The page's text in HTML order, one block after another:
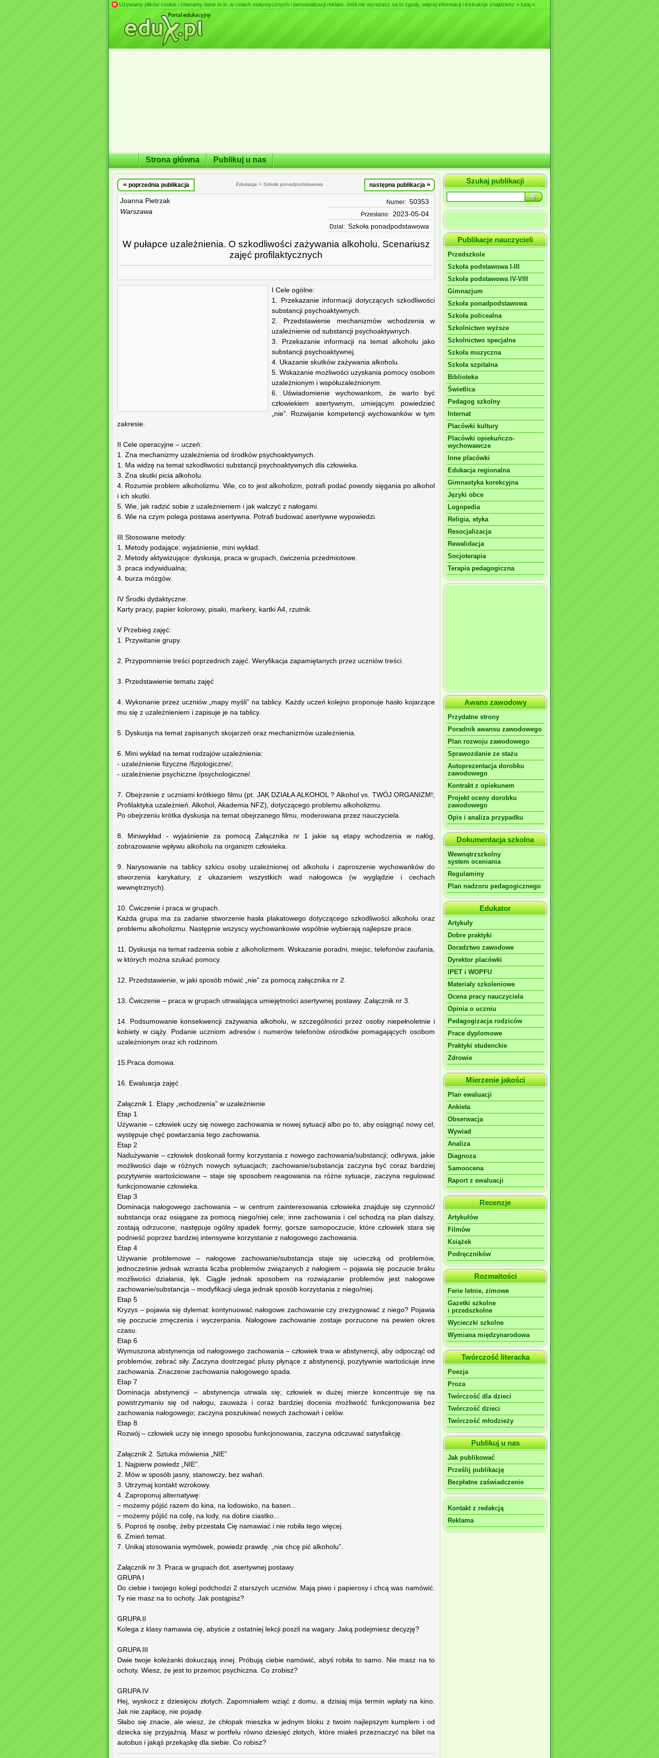
Używamy plików cookie i zbieramy dane m.in. w celach statystycznych i personalizacji reklam. Jeśli nie wyrażasz na to zgody, więcej informacji i instrukcje znajdziesz » tutaj «
Strona główna Publikuj u nas
« poprzednia publikacja Edukacja » Szkoła ponadpodstawowa następna publikacja »
Joanna Pietrzak
Warszawa
Numer: 50353
Przesłano: 2023-05-04
Dział: Szkoła ponadpodstawowa
W pułapce uzależnienia. O szkodliwości zażywania alkoholu. Scenariusz
zajęć profilaktycznych
I Cele ogólne:
1. Przekazanie informacji dotyczących szkodliwości
substancji psychoaktywnych.
2. Przedstawienie mechanizmów wchodzenia w
uzależnienie od substancji psychoaktywnych.
3. Przekazanie informacji na temat alkoholu jako
substancji psychoaktywnej.
4. Ukazanie skutków zażywania alkoholu.
5. Wskazanie możliwości uzyskania pomocy osobom
uzależnionym i współuzależnionym.
6. Uświadomienie wychowankom, że warto być
człowiekiem asertywnym, umiejącym powiedzieć
„nie”. Rozwijanie kompetencji wychowanków w tym
zakresie.
II Cele operacyjne – uczeń:
1. Zna mechanizmy uzależnienia od środków psychoaktywnych.
1. Ma widzę na temat szkodliwości substancji psychoaktywnych dla człowieka.
3. Zna skutki picia alkoholu.
4. Rozumie problem alkoholizmu. Wie, co to jest alkoholizm, potrafi podać powody sięgania po alkohol
i ich skutki.
5. Wie, jak radzić sobie z uzależnieniem i jak walczyć z nałogami.
6. Wie na czym polega postawa asertywna. Potrafi budować asertywne wypowiedzi.
III Stosowane metody:
1. Metody podające: wyjaśnienie, mini wykład.
2. Metody aktywizujące: dyskusja, praca w grupach, ćwiczenia przedmiotowe.
3. praca indywidualna;
4. burza mózgów.
IV Środki dydaktyczne:
Karty pracy, papier kolorowy, pisaki, markery, kartki A4, rzutnik.
V Przebieg zajęć:
1. Przywitanie grupy.
2. Przypomnienie treści poprzednich zajęć. Weryfikacja zapamiętanych przez uczniów treści.
3. Przedstawienie tematu zajęć
4. Wykonanie przez uczniów „mapy myśli” na tablicy. Każdy uczeń kolejno proponuje hasło kojarzące
mu się z uzależnieniem i zapisuje je na tablicy.
5. Dyskusja na temat zapisanych skojarzeń oraz mechanizmów uzależnienia.
6. Mini wykład na temat rodzajów uzależnienia:
- uzależnienie fizyczne /fizjologiczne/;
- uzależnienie psychiczne /psychologiczne/.
7. Obejrzenie z uczniami krótkiego filmu (pt. JAK DZIAŁA ALKOHOL ? Alkohol vs. TWÓJ ORGANIZM!;
Profilaktyka uzależnień. Alkohol, Akademia NFZ), dotyczącego problemu alkoholizmu.
Po obejrzeniu krótka dyskusja na temat obejrzanego filmu, moderowana przez nauczyciela.
8. Miniwykład - wyjaśnienie za pomocą Załącznika nr 1 jakie są etapy wchodzenia w nałóg,
zobrazowanie wpływu alkoholu na organizm człowieka.
9. Narysowanie na tablicy szkicu osoby uzależnionej od alkoholu i zaproszenie wychowanków do
stworzenia karykatury, z ukazaniem wszystkich wad nałogowca (w wyglądzie i cechach
wewnętrznych).
10. Ćwiczenie i praca w grupach.
Każda grupa ma za zadanie stworzenie hasła plakatowego dotyczącego szkodliwości alkoholu oraz
problemu alkoholizmu. Następnie wszyscy wychowankowie wspólnie wybierają najlepsze prace.
11. Dyskusja na temat radzenia sobie z alkoholizmem. Wskazanie poradni, miejsc, telefonów zaufania,
w których można szukać pomocy.
12. Przedstawienie, w jaki sposób mówić „nie” za pomocą załącznika nr 2.
13. Ćwiczenie – praca w grupach utrwalająca umiejętności asertywnej postawy. Załącznik nr 3.
14. Podsumowanie konsekwencji zażywania alkoholu, w szczególności przez osoby niepełnoletnie i
kobiety w ciąży. Podanie uczniom adresów i numerów telefonów ośrodków pomagających osobom
uzależnionym oraz ich rodzinom.
15.Praca domowa.
16. Ewaluacja zajęć .
Załącznik 1. Etapy „wchodzenia” w uzależnienie
Etap 1
Używanie – człowiek uczy się nowego zachowania w nowej sytuacji albo po to, aby osiągnąć nowy cel;
występuje chęć powtarzania tego zachowania.
Etap 2
Nadużywanie – człowiek doskonali formy korzystania z nowego zachowania/substancji; odkrywa, jakie
możliwości daje w różnych nowych sytuacjach; zachowanie/substancja zaczyna być coraz bardziej
pozytywnie wartościowane – staje się sposobem reagowania na różne sytuacje, zaczyna regulować
funkcjonowanie człowieka.
Etap 3
Dominacja nałogowego zachowania – w centrum zainteresowania człowieka znajduje się czynność/
substancja oraz osiągane za pomocą niego/niej cele; inne zachowania i cel schodzą na plan dalszy,
zostają odrzucone; następuje ogólny spadek formy, gorsze samopoczucie, które człowiek stara się
podnieść poprzez bardziej intensywne korzystanie z nałogowego zachowania.
Etap 4
Używanie problemowe – nałogowe zachowanie/substancja staje się ucieczką od problemów,
jednocześnie jednak wzrasta liczba problemów związanych z nałogiem – pojawia się poczucie braku
możliwości działania, lęk. Ciągle jednak sposobem na rozwiązanie problemów jest nałogowe
zachowanie/substancja – modyfikacji ulega jednak sposób korzystania z niego/niej.
Etap 5
Kryzys – pojawia się dylemat: kontynuować nałogowe zachowanie czy zrezygnować z niego? Pojawia
się poczucie zmęczenia i wyczerpania. Nałogowe zachowanie zostaje porzucone na pewien okres
czasu.
Etap 6
Wymuszona abstynencja od nałogowego zachowania – człowiek trwa w abstynencji, aby odpocząć od
problemów, zebrać siły. Zaczyna dostrzegać plusy płynące z abstynencji, pozytywnie wartościuje inne
zachowania. Znaczenie zachowania nałogowego spada.
Etap 7
Dominacja abstynencji – abstynencja utrwala się; człowiek w dużej mierze koncentruje się na
powstrzymaniu się od nałogu, zauważa i coraz bardziej docenia możliwość funkcjonowania bez
zachowania nałogowego; zaczyna poszukiwać nowych zachowań i celów.
Etap 8
Rozwój – człowiek uczy się innego sposobu funkcjonowania, zaczyna odczuwać satysfakcję.
Załącznik 2. Sztuka mówienia „NIE”
1. Najpierw powiedz „NIE”.
2. Mów w sposób jasny, stanowczy, bez wahań.
3. Utrzymaj kontakt wzrokowy.
4. Zaproponuj alternatywę:
− możemy pójść razem do kina, na lodowisko, na basen...
− możemy pójść na colę, na lody, na dobre ciastko...
5. Poproś tę osobę, żeby przestała Cię namawiać i nie robiła tego więcej.
6. Zmień temat.
7. Unikaj stosowania wymówek, powiedz prawdę: „nie chcę pić alkoholu”.
Załącznik nr 3. Praca w grupach dot. asertywnej postawy.
GRUPA I
Do ciebie i twojego kolegi podchodzi 2 starszych uczniów. Mają piwo i papierosy i chcą was namówić.
Ty nie masz na to ochoty. Jak postąpisz?
GRUPA II
Kolega z klasy namawia cię, abyście z ostatniej lekcji poszli na wagary. Jaką podejmiesz decyzję?
GRUPA III
Dwie twoje koleżanki dokuczają innej. Próbują ciebie namówić, abyś robiła to samo. Nie masz na to
ochoty. Wiesz, że jest to przemoc psychiczna. Co zrobisz?
GRUPA IV
Hej, wyskocz z dziesięciu złotych. Zapomniałem wziąć z domu, a dzisiaj mija termin wpłaty na kino.
Jak nie zapłacę, nie pojadę.
Słabo się znacie, ale wiesz, że chłopak mieszka w jednym bloku z twoim najlepszym kumplem i od
dziecka się przyjaźnią. Masz w portfelu równo dziesięć złotych, które miałeś przeznaczyć na bilet na
autobus i jakąś przekąskę dla siebie. Co robisz?
Szukaj publikacji
Publikacje nauczycieli
Przedszkole
Szkoła podstawowa I-III
Szkoła podstawowa IV-VIII
Gimnazjum
Szkoła ponadpodstawowa
Szkoła policealna
Szkolnictwo wyższe
Szkolnictwo specjalne
Szkoła muzyczna
Szkoła szpitalna
Biblioteka
Świetlica
Pedagog szkolny
Internat
Placówki kultury
Placówki opiekuńczo-
wychowawcze
Inne placówki
Edukacja regionalna
Gimnastyka korekcyjna
Języki obce
Logopedia
Religia, etyka
Resocjalizacja
Rewalidacja
Socjoterapia
Terapia pedagogiczna
Awans zawodowy
Przydatne strony
Poradnik awansu zawodowego
Plan rozwoju zawodowego
Sprawozdanie ze stażu
Autoprezentacja dorobku
zawodowego
Kontrakt z opiekunem
Projekt oceny dorobku
zawodowego
Opis i analiza przypadku
Dokumentacja szkolna
Wewnątrzszkolny
system oceniania
Regulaminy
Plan nadzoru pedagogicznego
Edukator
Artykuły
Dobre praktyki
Doradztwo zawodowe
Dyrektor placówki
IPET i WOPFU
Materiały szkoleniowe
Ocena pracy nauczyciela
Opinia o uczniu
Pedagogizacja rodziców
Prace dyplomowe
Praktyki studenckie
Zdrowie
Mierzenie jakości
Plan ewaluacji
Ankieta
Obserwacja
Wywiad
Analiza
Diagnoza
Samoocena
Raport z ewaluacji
Recenzje
Artykułów
Filmów
Książek
Podręczników
Rozmaitości
Ferie letnie, zimowe
Gazetki szkolne
i przedszkolne
Wycieczki szkolne
Wymiana międzynarodowa
Twórczość literacka
Poezja
Proza
Twórczość dla dzieci
Twórczość dzieci
Twórczość młodzieży
Publikuj u nas
Jak publikować
Prześlij publikację
Bezpłatne zaświadczenie
Kontakt z redakcją
Reklama